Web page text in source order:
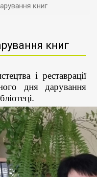
книг
книг
і реставрації
дня дарування